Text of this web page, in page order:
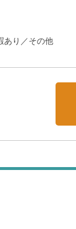
あり／その他